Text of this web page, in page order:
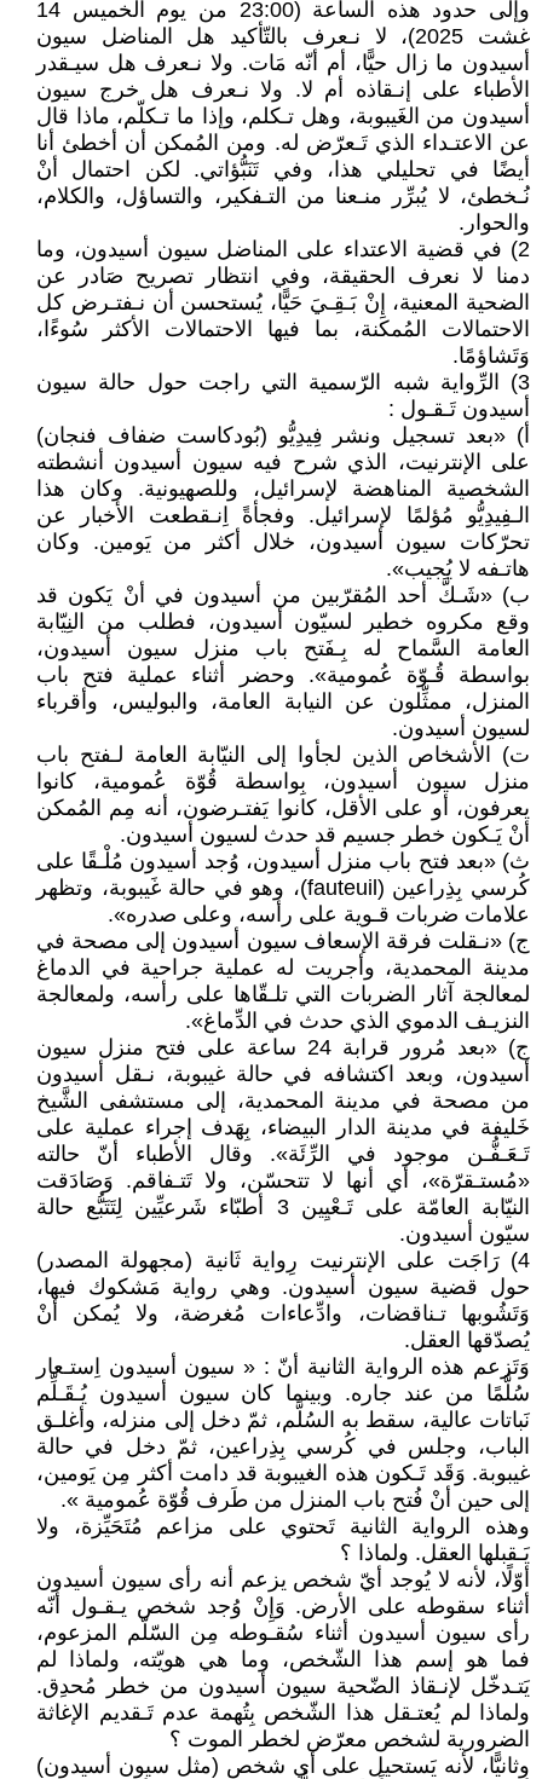
وإلى حدود هذه الساعة (23:00 من يوم الخميس 14
غشت 2025)، لا نـعرف بالتّأكيد هل المناضل سيون
أسيدون ما زال حيًّا، أم أنّه مَات. ولا نـعرف هل سيـقدر
الأطباء على إنـقاذه أم لا. ولا نـعرف هل خرج سيون
أسيدون من الغَيبوبة، وهل تـكلم، وإذا ما تـكلّم، ماذا قال
عن الاعتـداء الذي تَـعرّض له. ومن المُمكن أن أخطئ أنا
أيضًا في تحليلي هذا، وفي تَنَبُّؤاتي. لكن احتمال أنْ
نُـخطئ، لا يُبرِّر منـعنا من التـفكير، والتساؤل، والكلام،
والحوار.
2) في قضية الاعتداء على المناضل سيون أسيدون، وما
دمنا لا نعرف الحقيقة، وفي انتظار تصريح صَادر عن
الضحية المعنية، إِنْ بَـقِـيَ حَيًّا، يُستحسن أن نـفتـرض كل
الاحتمالات المُمكنة، بما فيها الاحتمالات الأكثر سُوءًا،
وَتَشاؤمًا.
3) الرِّواية شبه الرّسمية التي راجت حول حالة سيون
أسيدون تَـقـول :
أ) «بعد تسجيل ونشر فِيدِيُّو (بُودكاست ضفاف فنجان)
على الإنترنيت، الذي شرح فيه سيون أسيدون أنشطته
الشخصية المناهضة لإسرائيل، وللصهيونية. وكان هذا
الـفِيدِيُّو مُؤلمًا لإسرائيل. وفجأةً اِنـقطعت الأخبار عن
تحرّكات سيون أسيدون، خلال أكثر من يَومين. وكان
هاتـفه لا يُجيب».
ب) «شَـكَّ أحد المُقرّبين من أسيدون في أنْ يَكون قد
وقع مكروه خطير لسيّون أسيدون، فطلب من النِيّابة
العامة السَّماح له بِـفَتح باب منزل سيون أسيدون،
بواسطة قُـوّة عُمومية». وحضر أثناء عملية فتح باب
المنزل، ممثِّلون عن النيابة العامة، والبوليس، وأقرباء
لسيون أسيدون.
ت) الأشخاص الذين لجأوا إلى النيّابة العامة لـفتح باب
منزل سيون أسيدون، بِواسطة قُوّة عُمومية، كانوا
يعرفون، أو على الأقل، كانوا يَفتـرضون، أنه مِم المُمكن
أنْ يَـكون خطر جسيم قد حدث لسيون أسيدون.
ث) «بعد فتح باب منزل أسيدون، وُجد أسيدون مُلْـقًا على
كُرسي بِذِراعين (fauteuil)، وهو في حالة غَيبوبة، وتظهر
علامات ضربات قـوية على رأسه، وعلى صدره».
ج) «نـقلت فرقة الإسعاف سيون أسيدون إلى مصحة في
مدينة المحمدية، وأجريت له عملية جراحية في الدماغ
لمعالجة آثار الضربات التي تلـقّاها على رأسه، ولمعالجة
النزيـف الدموي الذي حدث في الدِّماغ».
ج) «بعد مُرور قرابة 24 ساعة على فتح منزل سيون
أسيدون، وبعد اكتشافه في حالة غيبوبة، نـقل أسيدون
من مصحة في مدينة المحمدية، إلى مستشفى الشَّيخ
خَليفة في مدينة الدار البيضاء، بِهَدف إجراء عملية على
تَـعَـفُّـن موجود في الرِّئَة». وقال الأطباء أنّ حالته
«مُستـقرّة»، أي أنها لا تتحسّن، ولا تَتـفاقم. وَصَادَقت
النيّابة العامّة على تَـعْيِين 3 أطبّاء شَرعيِّين لِتَتَبُّع حالة
سيّون أسيدون.
4) رَاجَت على الإنترنيت رِواية ثَانية (مجهولة المصدر)
حول قضية سيون أسيدون. وهي رواية مَشكوك فيها،
وَتَشُوبها تـناقضات، وادِّعاءات مُغرضة، ولا يُمكن أنْ
يُصدّقها العقل.
وَتَزعم هذه الرواية الثانية أنّ : « سيون أسيدون اِستـعار
سُلَّمًا من عند جاره. وبينما كان سيون أسيدون يُـقَـلِّم
نَباتات عالية، سقط به السُلَّم، ثمّ دخل إلى منزله، وأغلـق
الباب، وجلس في كُرسي بِذِراعين، ثمّ دخل في حالة
غيبوبة. وَقَد تَـكون هذه الغيبوبة قد دامت أكثر مِن يَومين،
إلى حين أنْ فُتح باب المنزل من طَرف قُوّة عُمومية ».
وهذه الرواية الثانية تَحتوي على مزاعم مُتَحَيِّزة، ولا
يَـقبلها العقل. ولماذا ؟
أوّلًا، لأنه لا يُوجد أيّ شخص يزعم أنه رأى سيون أسيدون
أثناء سقوطه على الأرض. وَإِنْ وُجد شخص يـقـول أنّه
رأى سيون أسيدون أثناء سُقـوطه مِن السّلّم المزعوم،
فما هو إسم هذا الشّخص، وما هي هويّته، ولماذا لم
يَتـدخّل لإنـقاذ الضّحية سيون أسيدون من خطر مُحدِق.
ولماذا لم يُعتـقل هذا الشّخص بِتُهمة عدم تَـقديم الإغاثة
الضرورية لشخص معرّض لخطر الموت ؟
وثانيًّا، لأنه يَستحيل على أي شخص (مثل سيون أسيدون)